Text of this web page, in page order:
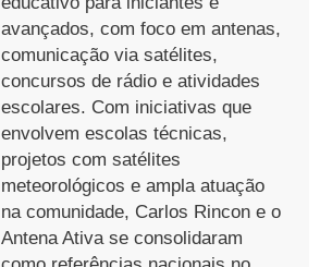
avançados, com foco em antenas,
comunicação via satélites,
concursos de rádio e atividades
escolares. Com iniciativas que
envolvem escolas técnicas,
projetos com satélites
meteorológicos e ampla atuação
na comunidade, Carlos Rincon e o
Antena Ativa se consolidaram